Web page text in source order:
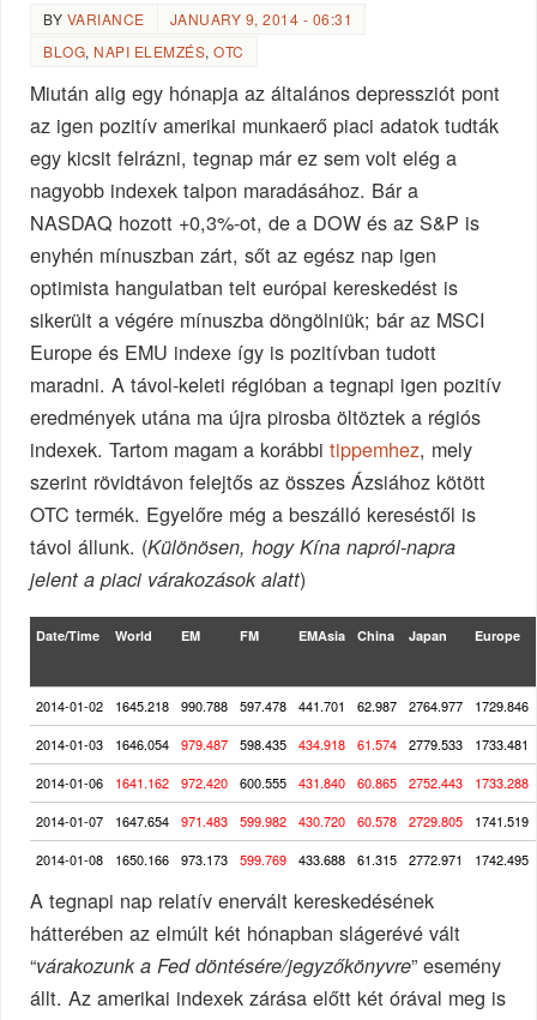
BY VARIANCE
JANUARY 9, 2014 - 06:31
BLOG, NAPI ELEMZÉS,OTC
Miután alig egy hónapja az általános depressziót pont
az igen pozitív amerikai munkaerő piaci adatok tudták
egy kicsit felrázni, tegnap már ez sem volt elég a
nagyobb indexek talpon maradásához. Bár a
NASDAQ hozott +0,3%-ot, de a DOW és az S&P is
enyhén mínuszban zárt, sőt az egész nap igen
optimista hangulatban telt európai kereskedést is
sikerült a végére mínuszba döngölniük; bár az MSCI
Europe és EMU indexe így is pozitívban tudott
maradni. A távol-keleti régióban a tegnapi igen pozitív
eredmények utána ma újra pirosba öltöztek a régiós
indexek. Tartom magam a korábbitippemhez, mely
szerint rövidtávon felejtős az összes Ázsiához kötött
OTC termék. Egyelőre még a beszálló kereséstől is
távol állunk. (Különösen, hogy Kína napról-napra
jelent a piaci várakozások alatt)
Date/Time World EM FM EMAsia China Japan Europe
2014-01-02 1645.218 990.788 597.478 441.701 62.987 2764.977
1729.846
2014-01-03
1646.054 979.487 598.435 434.918 61.574 2779.533
1733.481
2014-01-06
1641.162 972.420 600.555 431.840 60.865 2752.443
1733.288
2014-01-07
1647.654 971.483 599.982 430.720 60.578 2729.805
1741.519
2014-01-08
1650.166 973.173 599.769 433.688 61.315 2772.971 1742.495
A tegnapi nap relatív enervált kereskedésének
hátterében az elmúlt két hónapban slágerévé vált
“várakozunk a Fed döntésére/jegyzőkönyvre” esemény
állt. Az amerikai indexek zárása előtt két órával meg is